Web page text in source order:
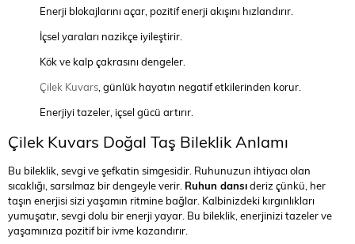
Enerji blokajlarını açar, pozitif enerji akışını hızlandırır.
İçsel yaraları nazikçe iyileştirir.
Kök ve kalp çakrasını dengeler.
Çilek Kuvars, günlük hayatın negatif etkilerinden korur.
Enerjiyi tazeler, içsel gücü artırır.
Çilek Kuvars Doğal Taş Bileklik Anlamı
Bu bileklik, sevgi ve şefkatin simgesidir. Ruhunuzun ihtiyacı olan
sıcaklığı, sarsılmaz bir dengeyle verir. Ruhun dansıderiz çünkü, her
taşın enerjisi sizi yaşamın ritmine bağlar. Kalbinizdeki kırgınlıkları
yumuşatır, sevgi dolu bir enerji yayar. Bu bileklik, enerjinizi tazeler ve
yaşamınıza pozitif bir ivme kazandırır.